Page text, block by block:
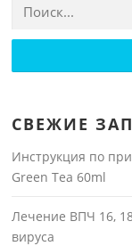
СВЕЖИЕ
Инструкция по
Green Tea 60ml
Лечение ВПЧ 16,
вируса